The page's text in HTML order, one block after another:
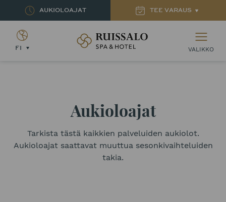
FI
Ruissalon Kylpylä – Ruissalo Spa Hotel
VALIKKO
AUKIOLOAJAT TEE VARAUS
Aukioloajat
Tarkista tästä kaikkien palveluiden aukiolot.
Aukioloajat saattavat muuttua sesonkivaihteluiden
takia.